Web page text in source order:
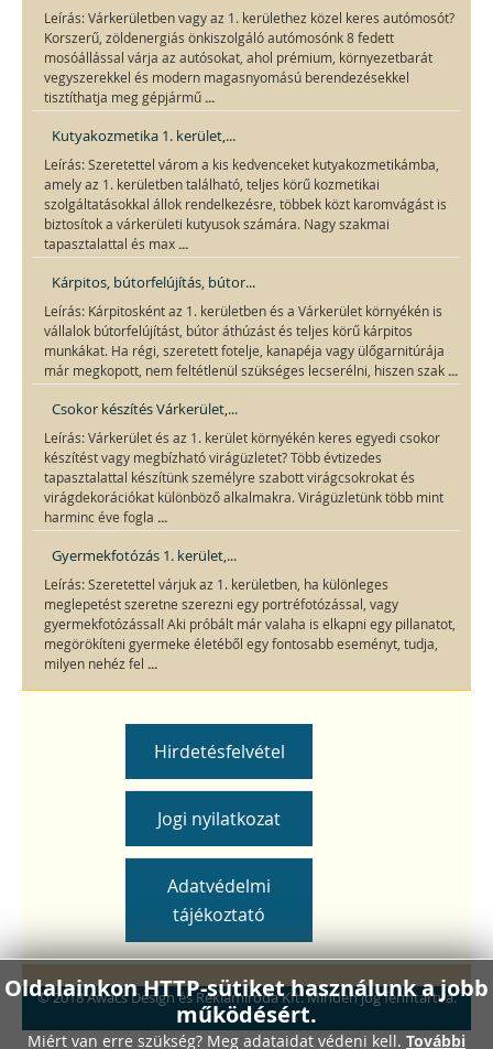
Leírás: Várkerületben vagy az 1. kerülethez közel keres autómosót?
Korszerű, zöldenergiás önkiszolgáló autómosónk 8 fedett
mosóállással várja az autósokat, ahol prémium, környezetbarát
vegyszerekkel és modern magasnyomású berendezésekkel
tisztíthatja meg gépjármű ...
Kutyakozmetika 1. kerület,...
Leírás: Szeretettel várom a kis kedvenceket kutyakozmetikámba,
amely az 1. kerületben található, teljes körű kozmetikai
szolgáltatásokkal állok rendelkezésre, többek közt karomvágást is
biztosítok a várkerületi kutyusok számára. Nagy szakmai
tapasztalattal és max ...
Kárpitos, bútorfelújítás, bútor...
Leírás: Kárpitosként az 1. kerületben és a Várkerület környékén is
vállalok bútorfelújítást, bútor áthúzást és teljes körű kárpitos
munkákat. Ha régi, szeretett fotelje, kanapéja vagy ülőgarnitúrája
már megkopott, nem feltétlenül szükséges lecserélni, hiszen szak ...
Csokor készítés Várkerület,...
Leírás: Várkerület és az 1. kerület környékén keres egyedi csokor
készítést vagy megbízható virágüzletet? Több évtizedes
tapasztalattal készítünk személyre szabott virágcsokrokat és
virágdekorációkat különböző alkalmakra. Virágüzletünk több mint
harminc éve fogla ...
Gyermekfotózás 1. kerület,...
Leírás: Szeretettel várjuk az 1. kerületben, ha különleges
meglepetést szeretne szerezni egy portréfotózással, vagy
gyermekfotózással! Aki próbált már valaha is elkapni egy pillanatot,
megörökíteni gyermeke életéből egy fontosabb eseményt, tudja,
milyen nehéz fel ...
Hirdetésfelvétel
Jogi nyilatkozat
Adatvédelmi
tájékoztató
Oldalainkon HTTP-sütiket használunk a jobb
működésért.
Miért van erre szükség? Meg adataidat védeni kell. További
© 2018 Awacs Design és Reklámiroda Kft. Minden jog fenntartva.